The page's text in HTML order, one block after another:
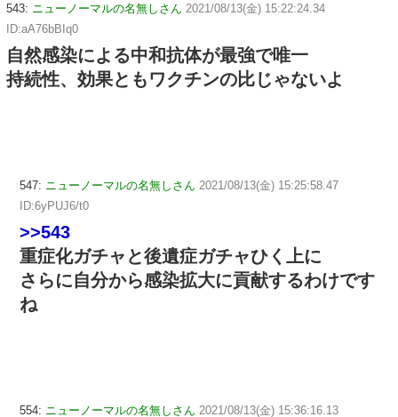
543: ニューノーマルの名無しさん 2021/08/13(金) 15:22:24.34
ID:aA76bBIq0
自然感染による中和抗体が最強で唯一
持続性、効果ともワクチンの比じゃないよ
547: ニューノーマルの名無しさん 2021/08/13(金) 15:25:58.47
ID:6yPUJ6/t0
>>543
重症化ガチャと後遺症ガチャひく上に
さらに自分から感染拡大に貢献するわけです
ね
554: ニューノーマルの名無しさん 2021/08/13(金) 15:36:16.13